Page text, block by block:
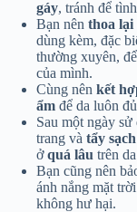
gáy, tránh để
Bạn nên thoa lại
dùng kèm, đặc
thường xuyên,
của mình.
Cùng nên kết
ẩm để da luôn
Sau một ngày
trang và tẩy sạch
ởquá lâu trên
Bạn cũng nên
ánh nắng mặt trời
không hư hại.